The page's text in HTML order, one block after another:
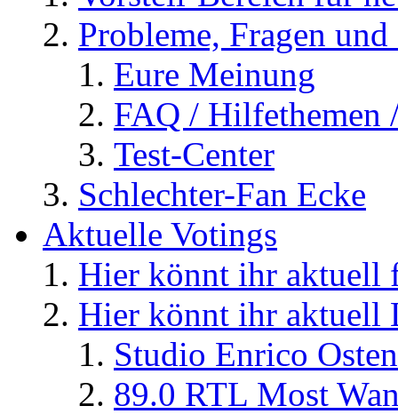
Probleme, Fragen
Eure Meinung
FAQ / Hilfethemen
Test-Center
Schlechter-Fan Ecke
Aktuelle Votings
Hier könnt ihr aktuell
Hier könnt ihr aktuell
Studio Enrico
89.0 RTL Most